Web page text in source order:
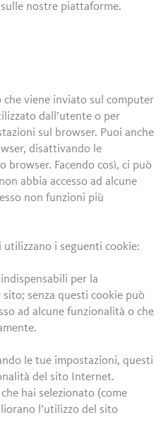
nostre piattaforme.
viene inviato sul computer
dall’utente o per
sul browser. Puoi anche
disattivando le
browser. Facendo così, ci può
abbia accesso ad alcune
non funzioni più
i seguenti cookie:
per la
senza questi cookie può
ad alcune funzionalità o che
le tue impostazioni, questi
del sito Internet.
hai selezionato (come
l’utilizzo del sito